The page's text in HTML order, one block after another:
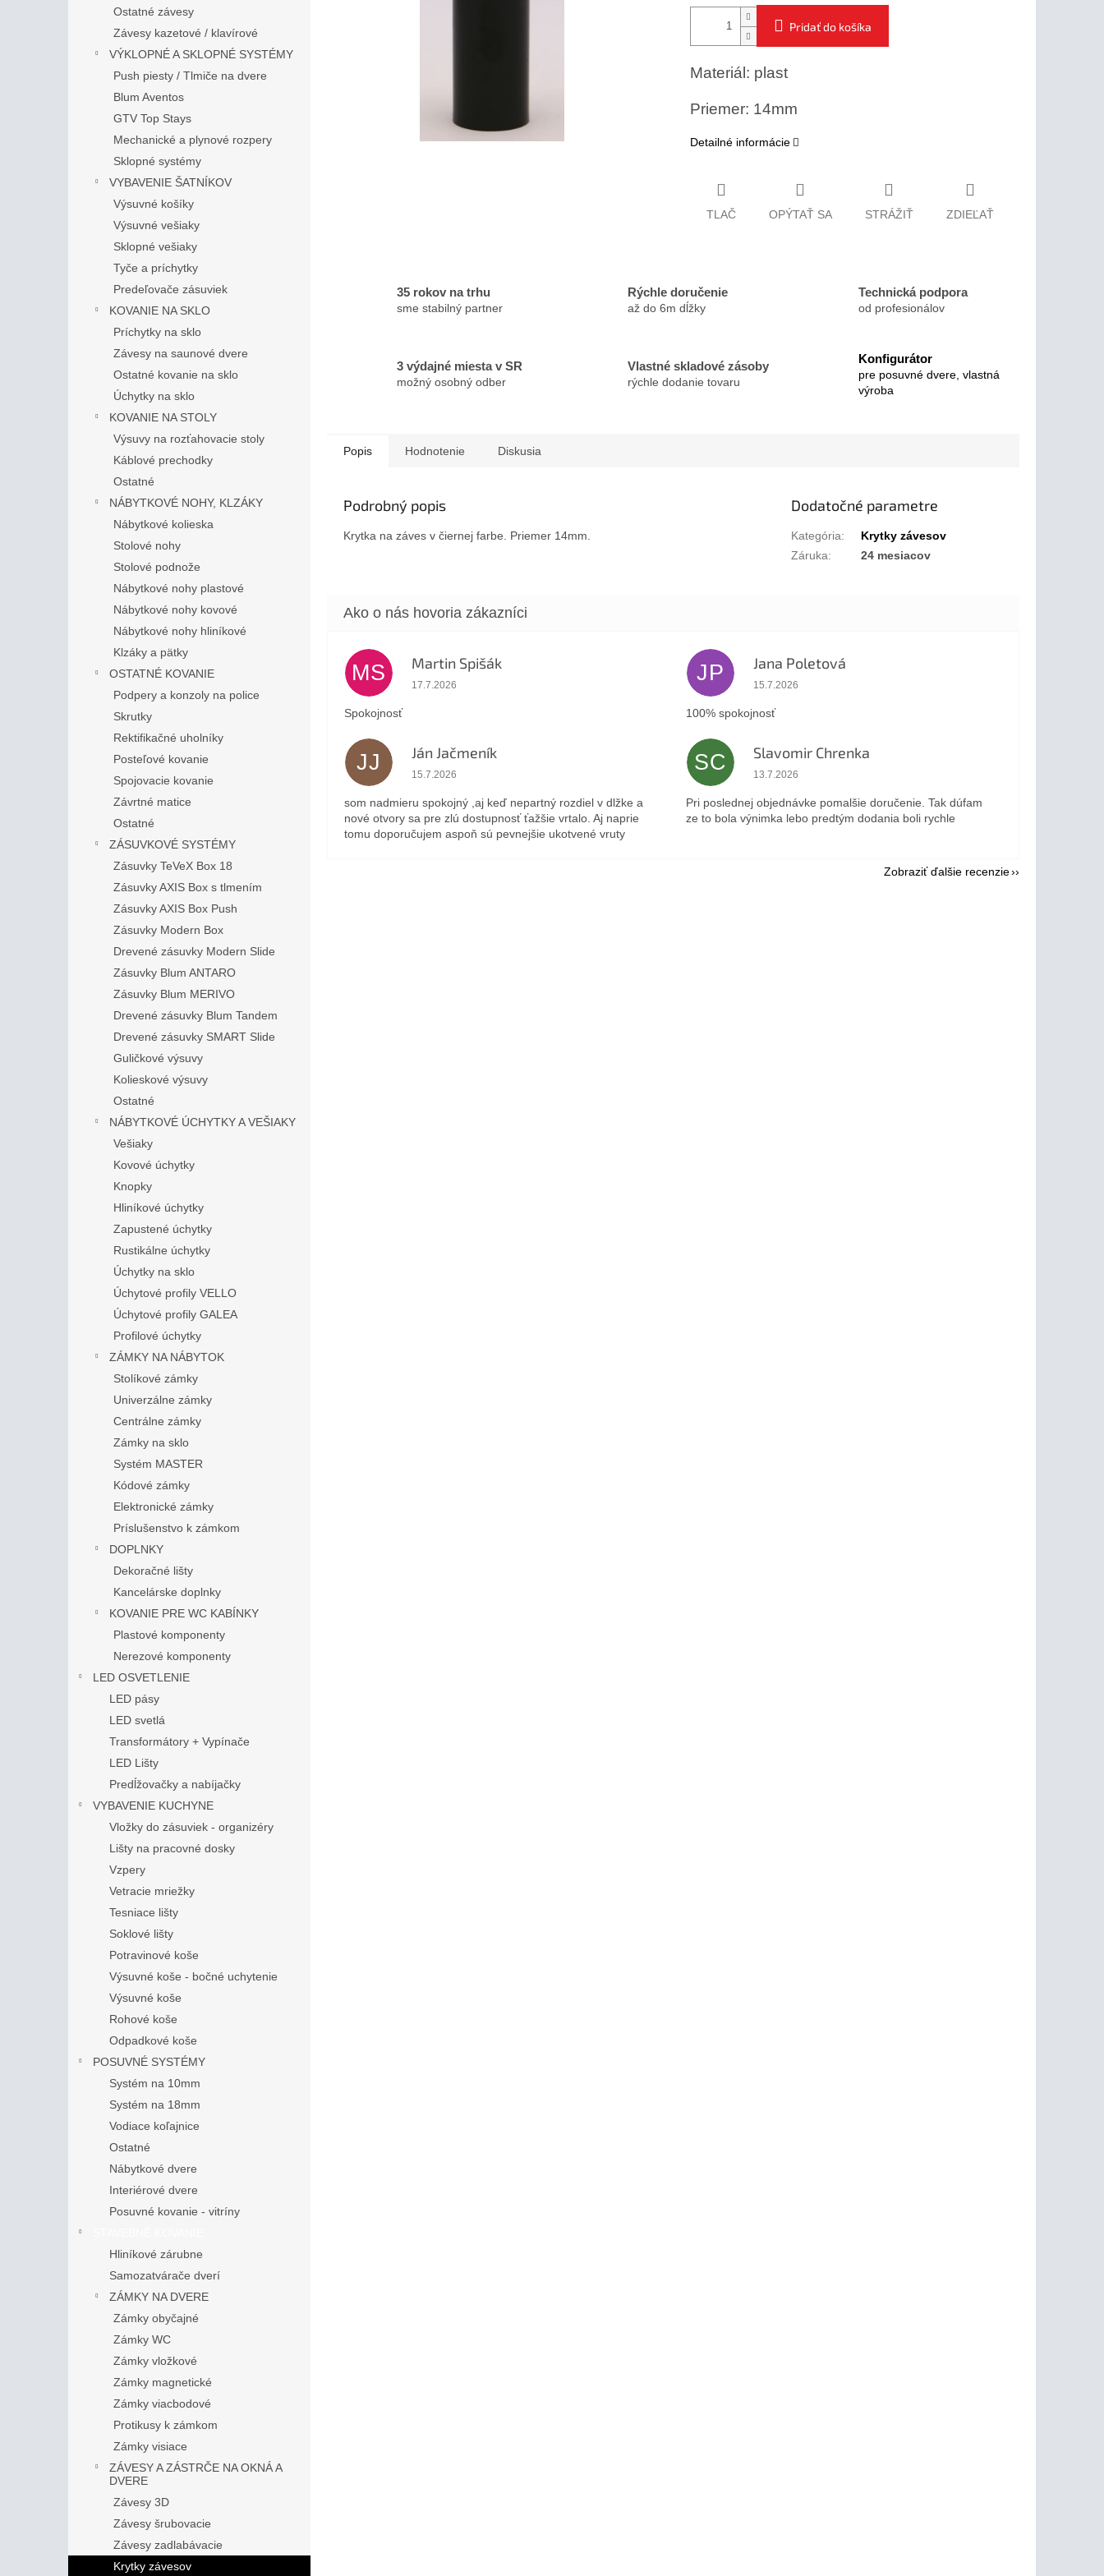
Ostatné závesy
Závesy kazetové / klavírové
VÝKLOPNÉ A SKLOPNÉ SYSTÉMY
Push piesty / Tlmiče na dvere
Blum Aventos
GTV Top Stays
Mechanické a plynové rozpery
Sklopné systémy
VYBAVENIE ŠATNÍKOV
Výsuvné košíky
Výsuvné vešiaky
Sklopné vešiaky
Tyče a príchytky
Predeľovače zásuviek
KOVANIE NA SKLO
Príchytky na sklo
Závesy na saunové dvere
Ostatné kovanie na sklo
Úchytky na sklo
KOVANIE NA STOLY
Výsuvy na rozťahovacie stoly
Káblové prechodky
Ostatné
NÁBYTKOVÉ NOHY, KLZÁKY
Nábytkové kolieska
Stolové nohy
Stolové podnože
Nábytkové nohy plastové
Nábytkové nohy kovové
Nábytkové nohy hliníkové
Klzáky a pätky
OSTATNÉ KOVANIE
Podpery a konzoly na police
Skrutky
Rektifikačné uholníky
Posteľové kovanie
Spojovacie kovanie
Závrtné matice
Ostatné
ZÁSUVKOVÉ SYSTÉMY
Zásuvky TeVeX Box 18
Zásuvky AXIS Box s tlmením
Zásuvky AXIS Box Push
Zásuvky Modern Box
Drevené zásuvky Modern Slide
Zásuvky Blum ANTARO
Zásuvky Blum MERIVO
Drevené zásuvky Blum Tandem
Drevené zásuvky SMART Slide
Guličkové výsuvy
Kolieskové výsuvy
Ostatné
NÁBYTKOVÉ ÚCHYTKY A VEŠIAKY
Vešiaky
Kovové úchytky
Knopky
Hliníkové úchytky
Zapustené úchytky
Rustikálne úchytky
Úchytky na sklo
Úchytové profily VELLO
Úchytové profily GALEA
Profilové úchytky
ZÁMKY NA NÁBYTOK
Stolíkové zámky
Univerzálne zámky
Centrálne zámky
Zámky na sklo
Systém MASTER
Kódové zámky
Elektronické zámky
Príslušenstvo k zámkom
DOPLNKY
Dekoračné lišty
Kancelárske doplnky
KOVANIE PRE WC KABÍNKY
Plastové komponenty
Nerezové komponenty
LED OSVETLENIE
LED pásy
LED svetlá
Transformátory + Vypínače
LED Lišty
Predĺžovačky a nabíjačky
VYBAVENIE KUCHYNE
Vložky do zásuviek - organizéry
Lišty na pracovné dosky
Vzpery
Vetracie mriežky
Tesniace lišty
Soklové lišty
Potravinové koše
Výsuvné koše - bočné uchytenie
Výsuvné koše
Rohové koše
Odpadkové koše
POSUVNÉ SYSTÉMY
Systém na 10mm
Systém na 18mm
Vodiace koľajnice
Ostatné
Nábytkové dvere
Interiérové dvere
Posuvné kovanie - vitríny
Hliníkové zárubne
Samozatvárače dverí
ZÁMKY NA DVERE
Zámky obyčajné
Zámky WC
Zámky vložkové
Zámky magnetické
Zámky viacbodové
Protikusy k zámkom
Zámky visiace
ZÁVESY A ZÁSTRČE NA OKNÁ A
DVERE
Závesy 3D
Závesy šrubovacie
Závesy zadlabávacie
Krytky závesov
Pridať do košíka
Materiál: plast
Priemer: 14mm
Detailné informácie
TLAČ OPÝTAŤ SA STRÁŽIŤ ZDIEĽAŤ
35 rokov na trhu
sme stabilný partner
Rýchle doručenie
až do 6m dĺžky
Technická podpora
od profesionálov
3 výdajné miesta v SR
možný osobný odber
Vlastné skladové zásoby
rýchle dodanie tovaru
Konfigurátor
pre posuvné dvere, vlastná
výroba
Popis Hodnotenie Diskusia
Podrobný popis
Krytka na záves v čiernej farbe. Priemer 14mm.
Dodatočné parametre
Kategória:
Krytky závesov
Záruka: 24 mesiacov
MS Martin Spišák
Hodnotenie obchodu je 5 z 5 hviezdičiek.
17.7.2026
Spokojnosť
JP Jana Poletová
Hodnotenie obchodu je 5 z 5 hviezdičiek.
15.7.2026
100% spokojnosť
JJ Ján Jačmeník
Hodnotenie obchodu je 5 z 5 hviezdičiek.
15.7.2026
som nadmieru spokojný ,aj keď nepartný rozdiel v dlžke a
nové otvory sa pre zlú dostupnosť ťažšie vrtalo. Aj naprie
tomu doporučujem aspoň sú pevnejšie ukotvené vruty
SC Slavomir Chrenka
Hodnotenie obchodu je 5 z 5 hviezdičiek.
13.7.2026
Pri poslednej objednávke pomalšie doručenie. Tak dúfam
ze to bola výnimka lebo predtým dodania boli rychle
Zobraziť ďalšie recenzie